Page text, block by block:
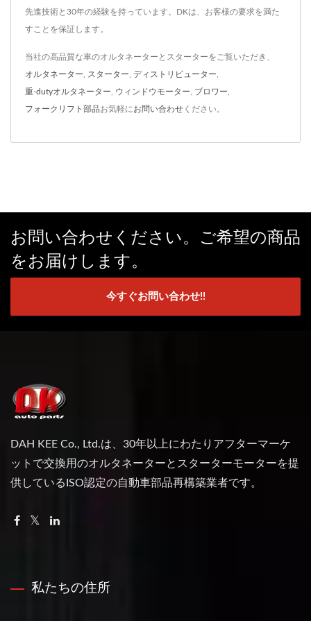
先進技術と30年の経験を持っています。DKは、お客様の要求を満た
すことを保証します。
当社の高品質な車のオルタネーターとスターターをご覧いただき、
オルタネーター スターター ディストリビューター
重-dutyオルタネーター ウィンドウモーター ブロワー
フォークリフト部品お気軽にお問い合わせ ください。
お問い合わせください。ご希望の商品
をお届けします。
今すぐお問い合わせ!!
DAH KEE Co., Ltd.は、30年以上にわたりアフターマーケ
ットで交換用のオルタネーターとスターターモーターを提
供しているISO認定の自動車部品再構築業者です。
私たちの住所